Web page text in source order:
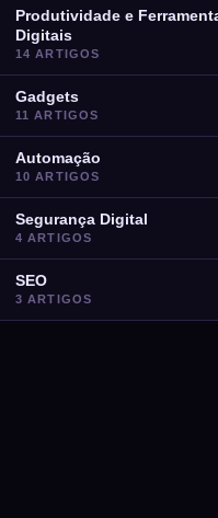
Produtividade e
Digitais
14 ARTIGOS
Gadgets
11 ARTIGOS
Automação
10 ARTIGOS
Segurança Digital
4 ARTIGOS
SEO
3 ARTIGOS